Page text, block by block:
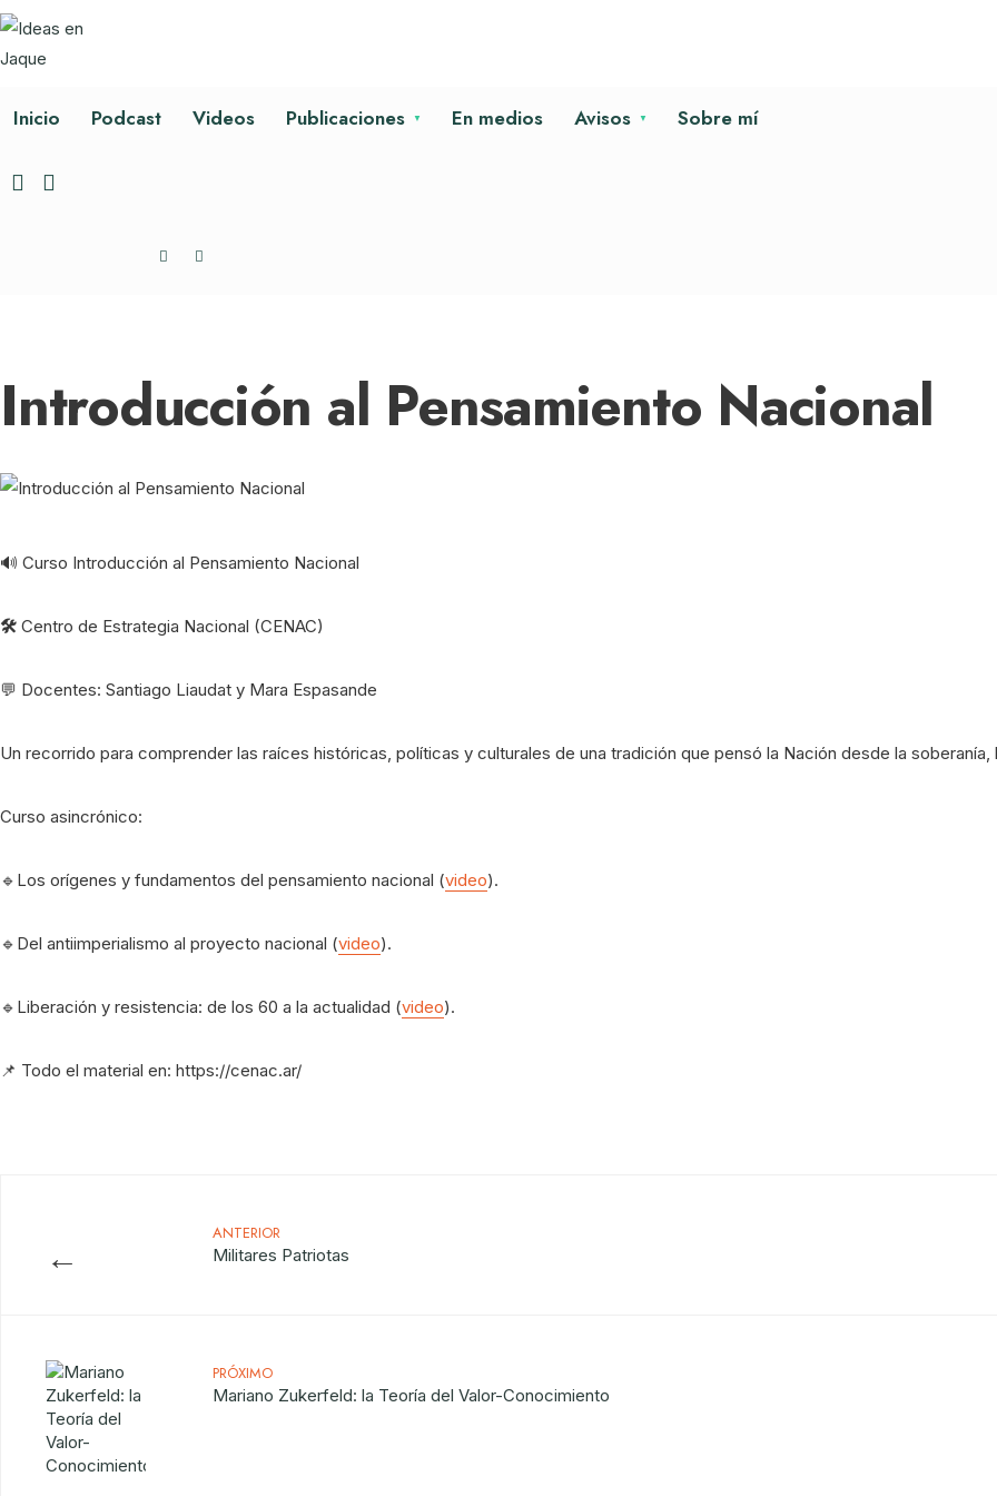
Inicio Podcast Videos Publicaciones En medios Avisos Sobre mí
Introducción al Pensamiento Nacional
🔊 Curso Introducción al Pensamiento Nacional
🛠️ Centro de Estrategia Nacional (CENAC)
💬 Docentes: Santiago Liaudat y Mara Espasande
Un recorrido para comprender las raíces históricas, políticas y culturales de una tradición que pensó la Nación desde la
Curso asincrónico:
🔹Los orígenes y fundamentos del pensamiento nacional (video).
🔹Del antiimperialismo al proyecto nacional (video).
🔹Liberación y resistencia: de los 60 a la actualidad (video).
📌 Todo el material en: https://cenac.ar/
←
ANTERIOR
Militares Patriotas
PRÓXIMO
Mariano Zukerfeld: la Teoría del Valor-Conocimiento